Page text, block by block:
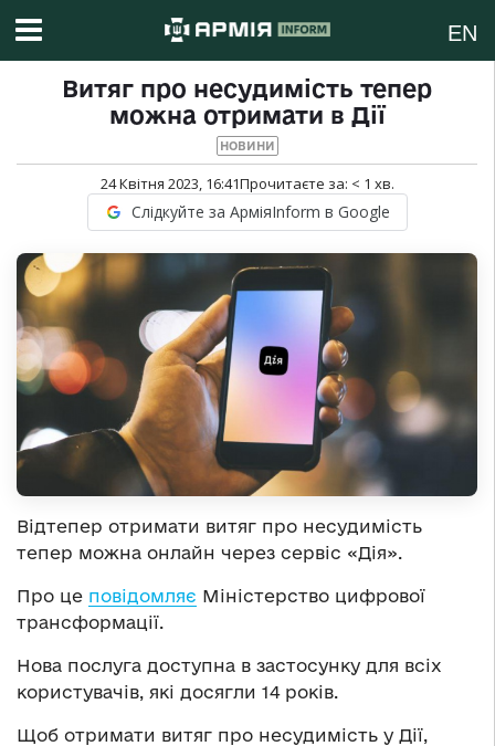
EN
Витяг про несудимість тепер
можна отримати в Дії
НОВИНИ
24 Квітня 2023, 16:41Прочитаєте за: < 1 хв.
Слідкуйте за АрміяInform в Google
Відтепер отримати витяг про несудимість
тепер можна онлайн через сервіс «Дія».
Про це повідомляє Міністерство цифрової
трансформації.
Нова послуга доступна в застосунку для всіх
користувачів, які досягли 14 років.
Щоб отримати витяг про несудимість у Дії,